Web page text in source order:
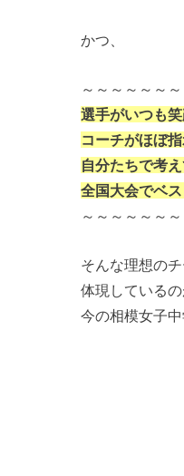
かつ、
～～～～～～～
選手がいつも笑
コーチがほぼ指
自分たちで考え
全国大会でベス
～～～～～～
そんな理想の
体現しているの
今の相模女子中